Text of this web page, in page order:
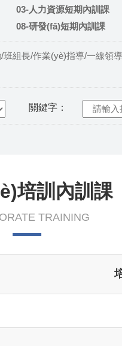
03-人力資源短期內訓課
08-研發(fā)短期內訓課
組長/作業(yè)指導/一線領
關鍵字：
培訓內訓課
TRAINING